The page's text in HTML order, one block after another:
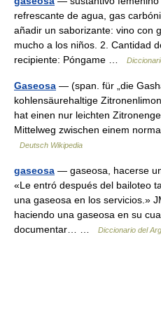
refrescante de agua, gas
añadir un saborizante: vino con
mucho a los niños. 2. Cantidad
recipiente: Póngame …
Gaseosa — (span. für „die
kohlensäurehaltige
hat einen nur leichten
Mittelweg zwischen einem
Deutsch Wikipedia
gaseosa — gaseosa, hacerse
«Le entró después del bailoteo
una gaseosa en los servicios.»
haciendo una gaseosa en su
documentar… …
Diccionario del